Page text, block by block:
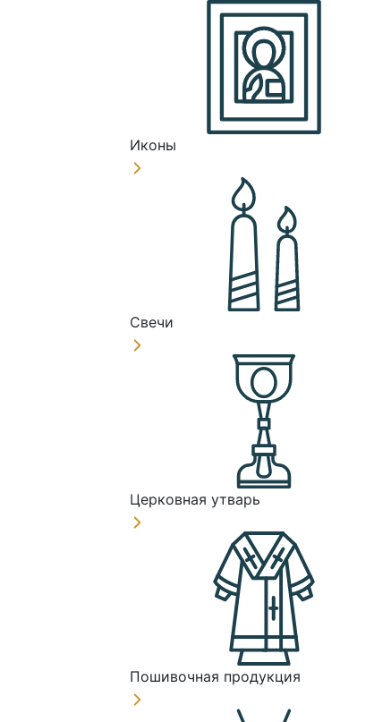
Иконы
Свечи
Церковная утварь
Пошивочная продукция